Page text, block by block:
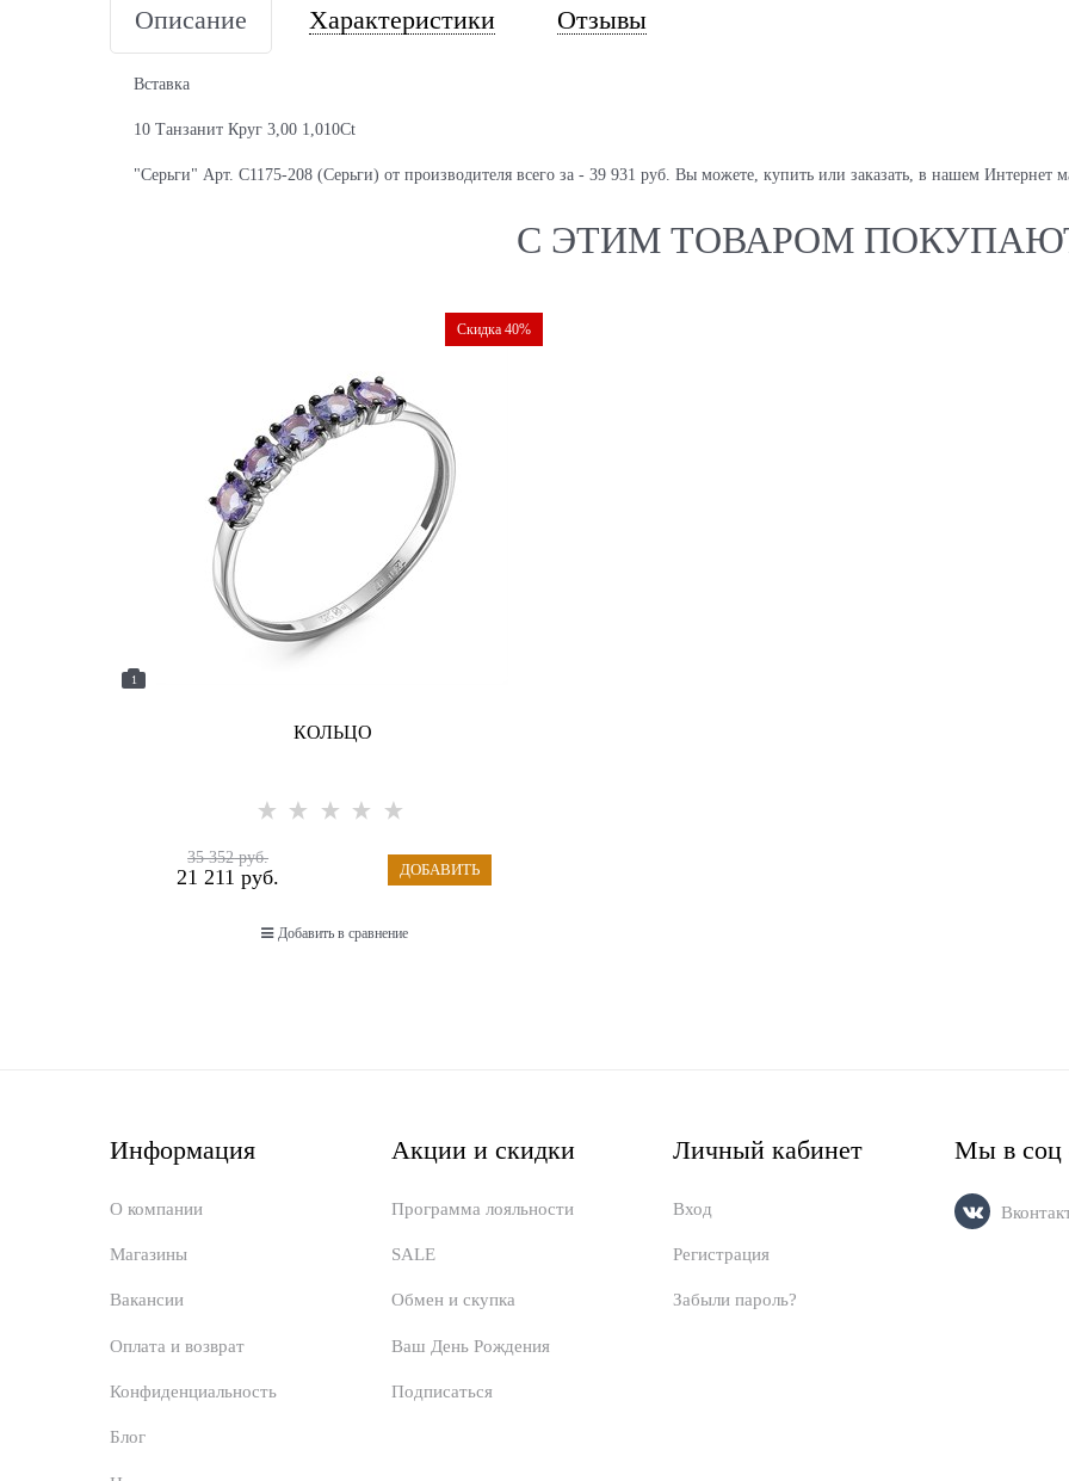
Описание Характеристики Отзывы
Вставка
10 Танзанит Круг 3,00 1,010Ct
"Серьги" Арт. С1175-208 (Серьги) от производителя всего за - 39 931 руб. Вы можете, купить или заказать, в нашем Интернет
С ЭТИМ ТОВАРОМ
1
КОЛЬЦО
Скидка 40%
35 352 руб.
21 211 руб. ДОБАВИТЬ
Добавить в сравнение
Информация
О компании
Магазины
Вакансии
Оплата и возврат
Конфиденциальность
Блог
Акции и скидки
Программа лояльности
SALE
Обмен и скупка
Ваш День Рождения
Подписаться
Личный кабинет
Вход
Регистрация
Забыли пароль?
Мы в соц